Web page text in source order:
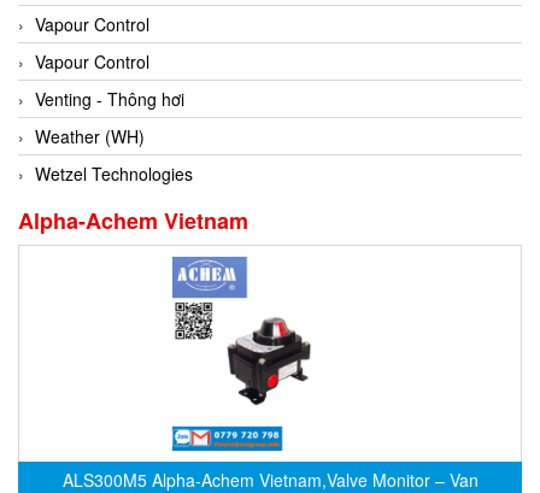
Cortem
Cosa Xentaur
Cosil
Coulton
Crouzet
Crowcon
Crutec Dust Zero Vietnam
cs-instruments
Vapour Control
Vapour Control
Venting - Thông hơi
Weather (WH)
Wetzel Technologies
Alpha-Achem Vietnam
ALS300M5 Alpha-Achem Vietnam,Valve Monitor – Van